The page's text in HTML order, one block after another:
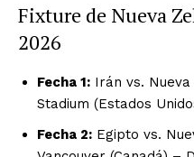
Fixture de Nueva
2026
Fecha 1: Irán vs.
Stadium (Estados
Fecha 2: Egipto vs.